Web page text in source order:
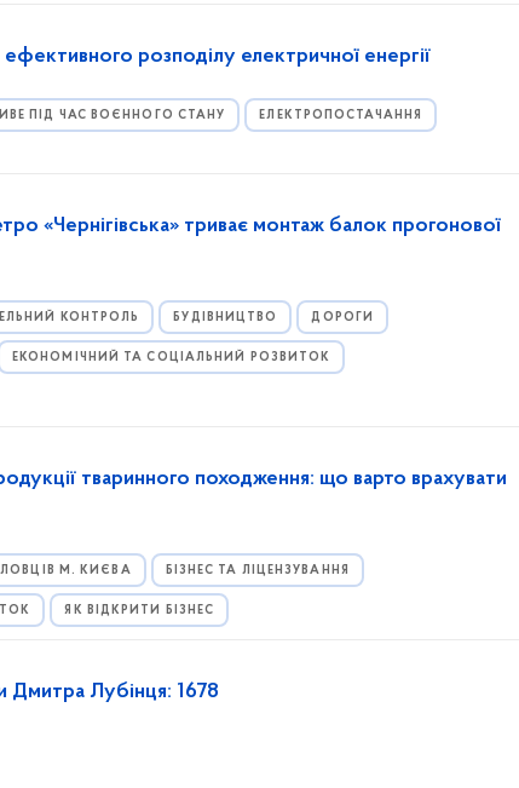
розподілу електричної енергії
ПІД ЧАС ВОЄННОГО СТАНУ ЕЛЕКТРОПОСТАЧАННЯ
«Чернігівська» триває монтаж балок прогонової
КОНТРОЛЬ БУДІВНИЦТВО ДОРОГИ
ЕКОНОМІЧНИЙ ТА СОЦІАЛЬНИЙ РОЗВИТОК
тваринного походження: що варто врахувати
М. КИЄВА БІЗНЕС ТА ЛІЦЕНЗУВАННЯ
ЯК ВІДКРИТИ БІЗНЕС
Дмитра Лубінця: 1678